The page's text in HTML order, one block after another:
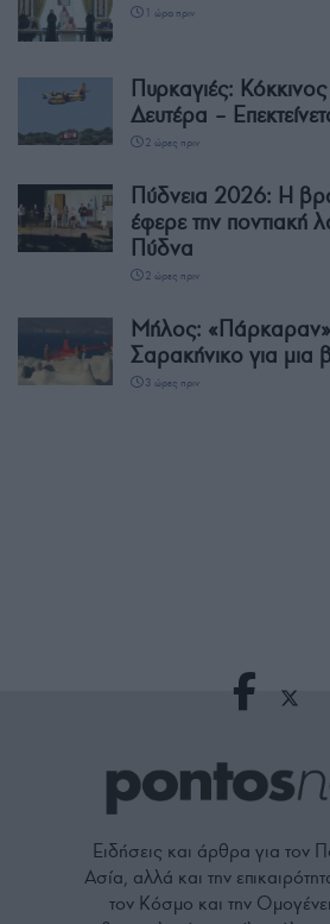
1 ώρα πριν
Πυρκαγιές:
Δευτέρα –
2 ώρες πριν
Πύδνεια 2026: Η
έφερε την ποντιακή
Πύδνα
2 ώρες πριν
Μήλος: «Πάρκαραν»
Σαρακήνικο για μια
3 ώρες πριν
Ειδήσεις και άρθρα για τον
Ασία, αλλά και την
τον Κόσμο και την